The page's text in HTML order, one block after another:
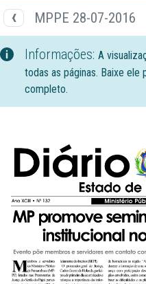
MPPE 28-07-2016
Informações: A
todas as páginas. Baixe ele
completo.